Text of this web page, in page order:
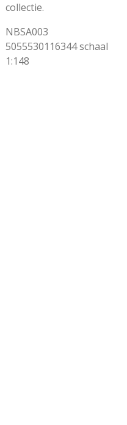
collectie.
NBSA003
5055530116344 schaal
1:148